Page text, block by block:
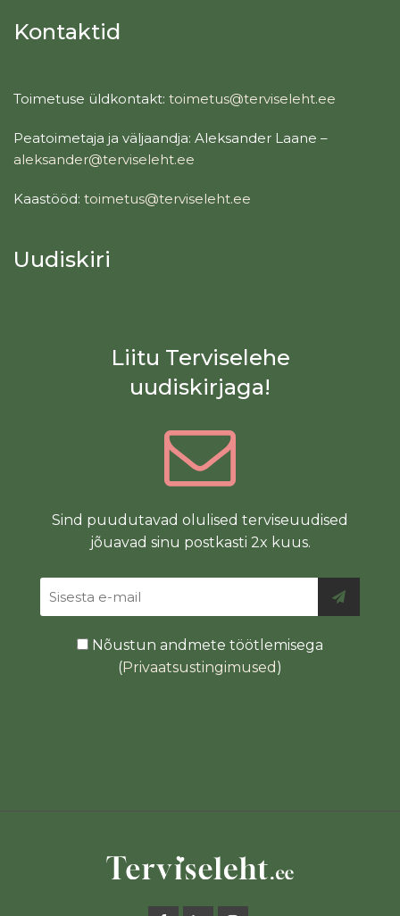
Kontaktid
Toimetuse üldkontakt: toimetus@terviseleht.ee
Peatoimetaja ja väljaandja: Aleksander Laane –
aleksander@terviseleht.ee
Kaastööd: toimetus@terviseleht.ee
Uudiskiri
Liitu Terviselehe
uudiskirjaga!
Sind puudutavad olulised terviseuudised
jõuavad sinu postkasti 2x kuus.
Nõustun andmete töötlemisega
(Privaatsustingimused )